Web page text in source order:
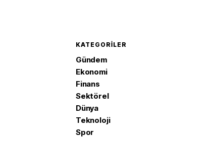
KATEGORILER
Gündem
Ekonomi
Finans
Sektörel
Dünya
Teknoloji
Spor